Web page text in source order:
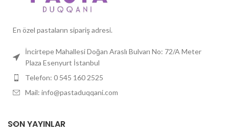
Boyutlar: 10, 15, 20 ve 25
En özel pastaların sipariş adresi.
İncirtepe Mahallesi Doğan Araslı Bulvarı No: 72/A Meter
Plaza Esenyurt İstanbul
Telefon: 0 545 160 2525
Mail: info@pastaduqqani.com
SON YAYINLAR